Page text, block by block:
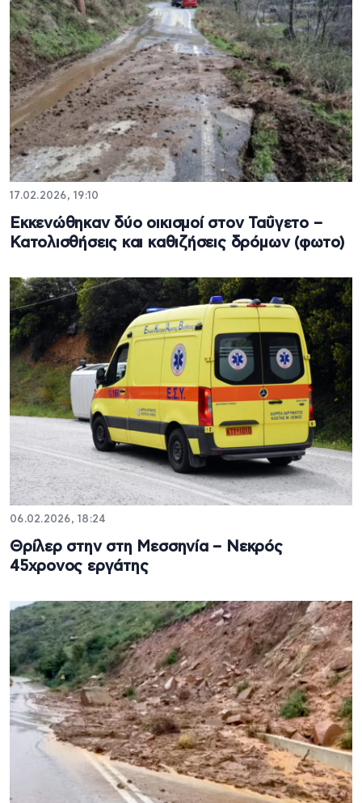
17.02.2026, 19:10
Εκκενώθηκαν δύο οικισμοί στον Ταΰγετο –
Κατολισθήσεις και καθιζήσεις δρόμων (φωτο)
06.02.2026, 18:24
Θρίλερ στην στη Μεσσηνία – Νεκρός
45χρονος εργάτης